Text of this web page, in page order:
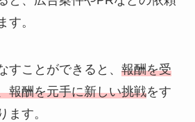
す。
すことができると、 報酬を受
報酬を元手に新しい挑戦をす
ます。